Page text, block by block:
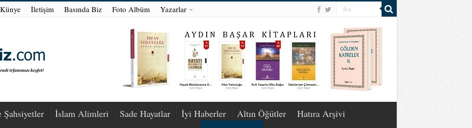
Künye İletişim Basında Biz Foto Albüm Yazarlar
Şahsiyetler İslam Alimleri Sade Hayatlar İyi Haberler Altın Öğütler
Hatıra Arşivi